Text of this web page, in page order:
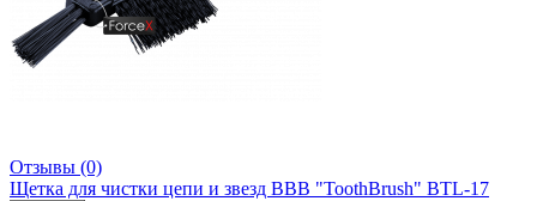
Отзывы (0)
Щетка для чистки цепи и звезд BBB "ToothBrush" BTL-17